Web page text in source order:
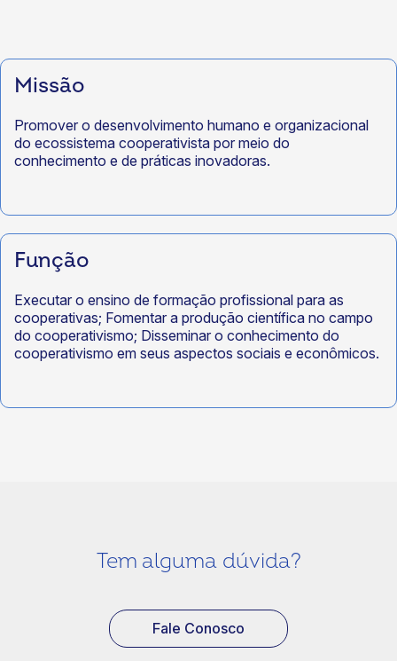
Missão
Promover o desenvolvimento humano e organizacional
do ecossistema cooperativista por meio do
conhecimento e de práticas inovadoras.
Função
Executar o ensino de formação profissional para as
cooperativas; Fomentar a produção científica no campo
do cooperativismo; Disseminar o conhecimento do
cooperativismo em seus aspectos sociais e econômicos.
Tem alguma dúvida?
Fale Conosco